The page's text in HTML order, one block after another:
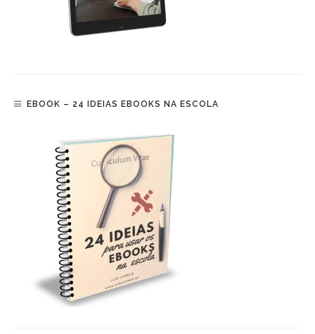
EBOOK – 24 IDEIAS EBOOKS NA ESCOLA